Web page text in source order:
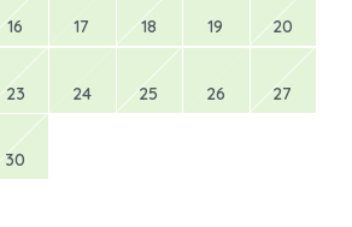
16 17 18 19 20
23 24 25 26 27
30